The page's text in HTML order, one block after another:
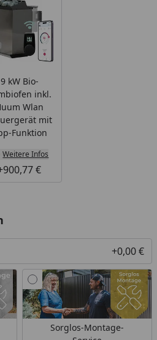
9 kW Bio-
inkl.
Wlan
mit
Funktion
Weitere Infos
€
+0,00 €
Sorglos-Montage-